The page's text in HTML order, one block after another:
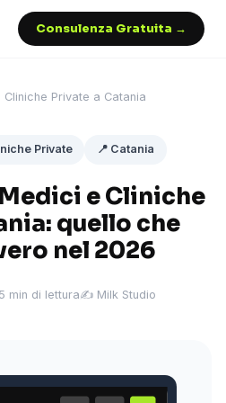
Consulenza Gratuita →
Cliniche Private a Catania
Private 📍 Catania
e Cliniche
quello che
nel 2026
min di lettura✍️ Milk Studio